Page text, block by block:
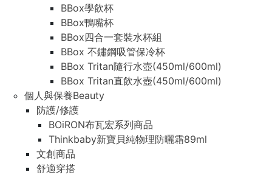
BBox學飲杯
BBox鴨嘴杯
BBox四合一套裝水杯組
BBox 不鏽鋼吸管保冷杯
BBox Tritan隨行水壺(450ml/600ml)
BBox Tritan直飲水壺(450ml/600ml)
個人與保養Beauty
防護/修護
BOiRON布瓦宏系列商品
Thinkbaby新寶貝純物理防曬霜89ml
文創商品
舒適穿搭